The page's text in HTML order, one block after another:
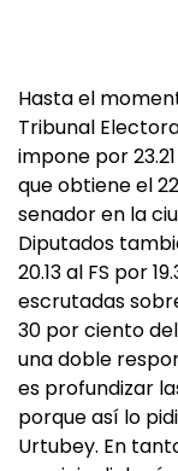
Hasta el
Tribunal
impone por
que obtiene el
senador en la
Diputados
20.13 al FS por
escrutadas
30 por ciento
una doble
es profundizar
porque así lo
Urtubey. En